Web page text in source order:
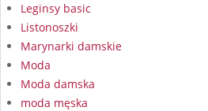
Leginsy basic
Listonoszki
Marynarki damskie
Moda
Moda damska
moda męska